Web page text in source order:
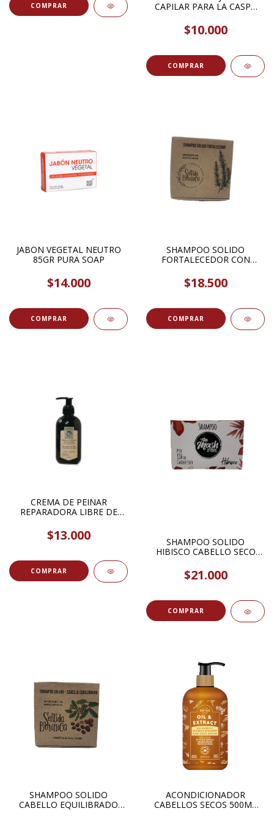
CAPILAR PARA LA CASPA
CABELLO 520ML HIERBAS
DEL OASIS
$10.000
JABON VEGETAL NEUTRO
85GR PURA SOAP
$14.000
SHAMPOO SOLIDO
FORTALECEDOR CON
SENTIDA BOTANICA
$18.500
CREMA DE PEINAR
REPARADORA LIBRE DE
TEÑIDOS SECOS Y
SENSIBLES ALOE Y SALVIA
$13.000
SHAMPOO SOLIDO
HIBISCO CABELLO SECO
$21.000
SHAMPOO SOLIDO
CABELLO EQUILIBRADO
ACONDICIONADOR
CABELLOS SECOS 500ML